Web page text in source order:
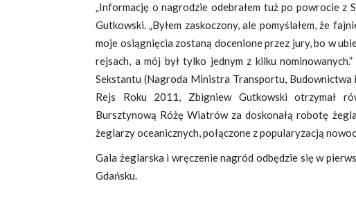
„Informację o nagrodzie odebrałem tuż po powrocie z
Gutkowski. „Byłem zaskoczony, ale pomyślałem, że
moje osiągnięcia zostaną docenione przez jury, bo w
rejsach, a mój był tylko jednym z kilku
Sekstantu (Nagroda Ministra Transportu,
Rejs Roku 2011, Zbigniew Gutkowski otrzymał
Bursztynową Różę Wiatrów za doskonałą robotę
żeglarzy oceanicznych, połączone z popularyzacją
Gala żeglarska i wręczenie nagród odbędzie się w
Gdańsku.